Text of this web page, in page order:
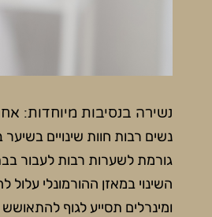
נשירה בנסיבות מיוחדות:
נשים רבות חוות שינויים
גורמת לשערות רבות לעבור
השינוי במאזן ההורמונלי
ומינרלים תסייע לגוף